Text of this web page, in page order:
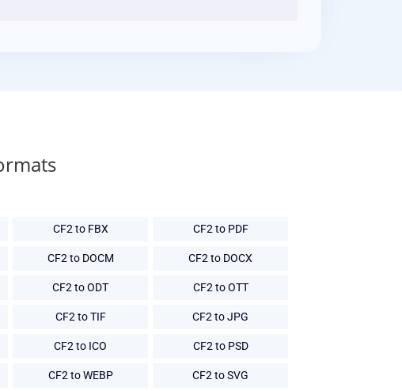
CF2 to FBX CF2 to PDF
CF2 to DOCM CF2 to DOCX
CF2 to ODT CF2 to OTT
CF2 to TIF CF2 to JPG
CF2 to ICO CF2 to PSD
CF2 to WEBP CF2 to SVG